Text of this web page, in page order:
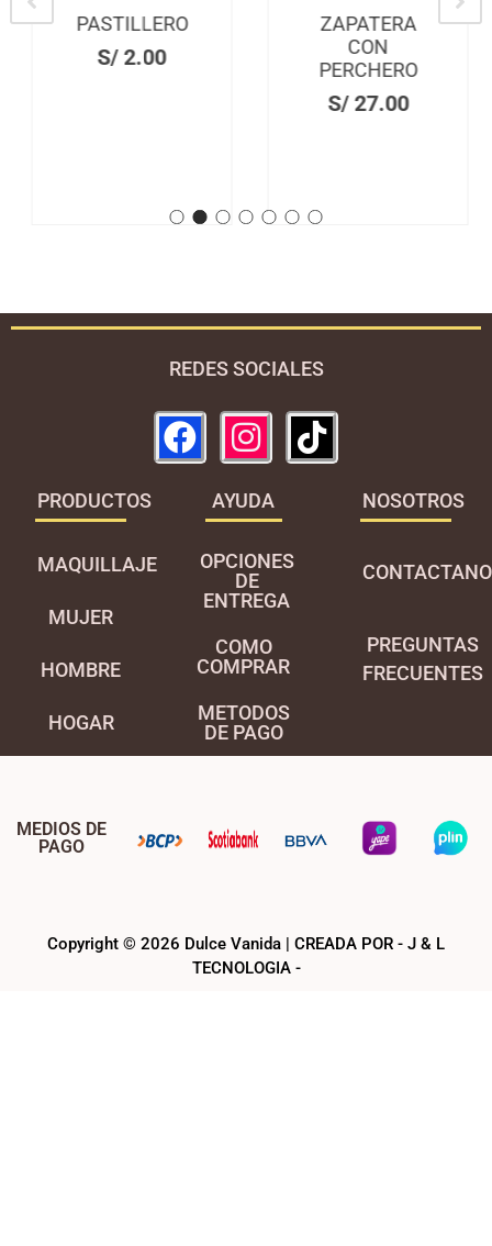
PASTILLERO
S/2.00
ZAPATERA
CON
PERCHERO
S/27.00
REDES SOCIALES
PRODUCTOS
MAQUILLAJE
MUJER
HOMBRE
HOGAR
AYUDA
OPCIONES
DE
ENTREGA
COMO
COMPRAR
METODOS
DE PAGO
NOSOTROS
PREGUNTAS
FRECUENTES
MEDIOS DE
PAGO
Copyright © 2026 Dulce Vanida | CREADA POR - J & L
TECNOLOGIA -